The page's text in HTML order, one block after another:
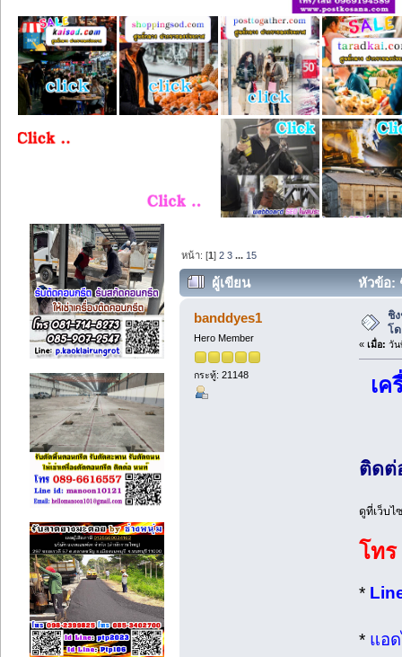
หน้า: [1]2 3 ... 15
ผู้เขียน หัวข้อ:
banddyes1
Hero Member
กระทู้: 21148
ชิ
โ
« เมื่อ: วัน
เค
ติดต่
ดูที่เว็บไ
โทร
*
* แอ